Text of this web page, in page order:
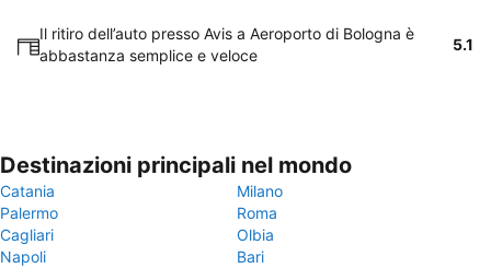
Il ritiro dell’auto presso Avis a Aeroporto di Bologna è
abbastanza semplice e veloce
5.1
Destinazioni principali nel mondo
Catania
Milano
Palermo
Roma
Cagliari
Olbia
Napoli
Bari